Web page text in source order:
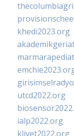
khedi2023.org
utcd2022.org
ialp2022.org
klivet2022.org